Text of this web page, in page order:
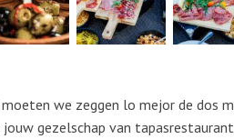
we zeggen lo mejor de dos
gezelschap van